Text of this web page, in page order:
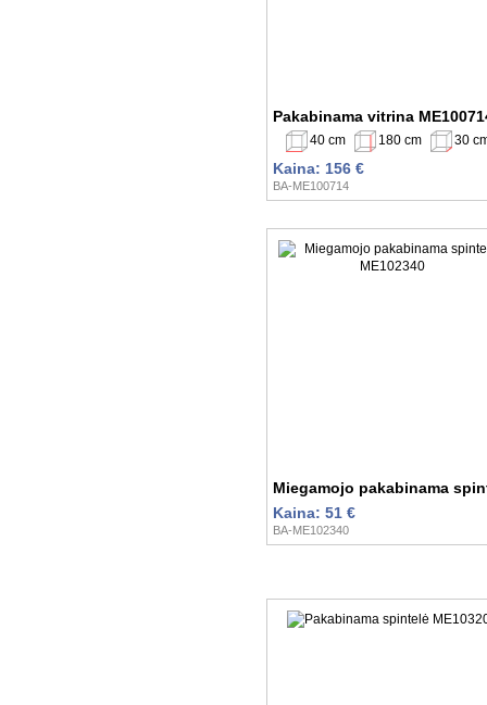
Pakabinama vitrina
40 cm 180 cm 30
Kaina: 156 €
BA-ME100714
Miegamojo pakabinama
Kaina: 51 €
BA-ME102340